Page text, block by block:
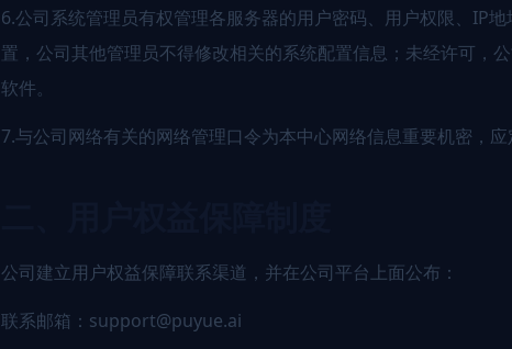
6.公司系统管理员有权管理各服务器的用户密码、用户权限、IP
置，公司其他管理员不得修改相关的系统配置信息；未经许可，
软件。
7.与公司网络有关的网络管理口令为本中心网络信息重要机密，
公司建立用户权益保障联系渠道，并在公司平台上面公布：
联系邮箱：support@puyue.ai